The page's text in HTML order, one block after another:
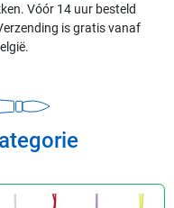
Vóór 14 uur besteld
is gratis vanaf